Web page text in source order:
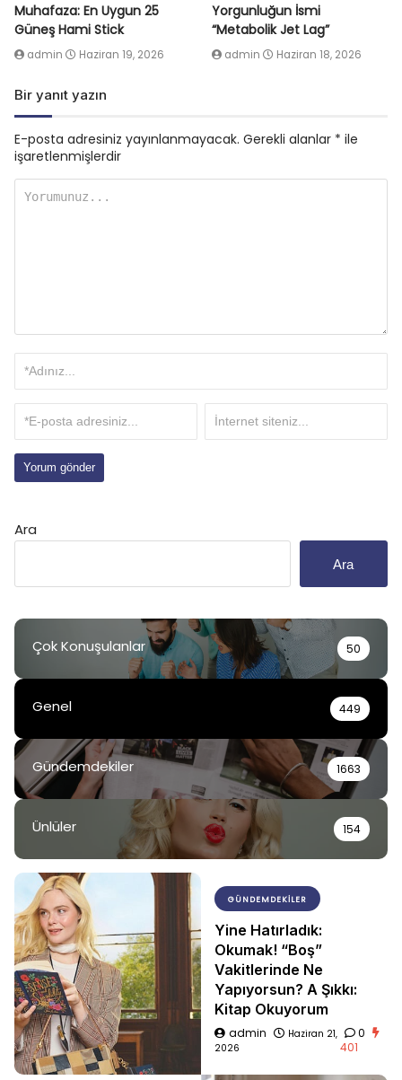
Muhafaza: En Uygun 25
Güneş Hami Stick
admin Haziran 19, 2026
Yorgunluğun İsmi
“Metabolik Jet Lag”
admin Haziran 18, 2026
Bir yanıt yazın
E-posta adresiniz yayınlanmayacak. Gerekli alanlar * ile
işaretlenmişlerdir
Ara
Ara
Çok Konuşulanlar 50
Genel 449
Gündemdekiler 1663
Ünlüler 154
GÜNDEMDEKILER
Yine Hatırladık:
Okumak! “Boş”
Vakitlerinde Ne
Yapıyorsun? A Şıkkı:
Kitap Okuyorum
admin
Haziran 21,
2026
0
401